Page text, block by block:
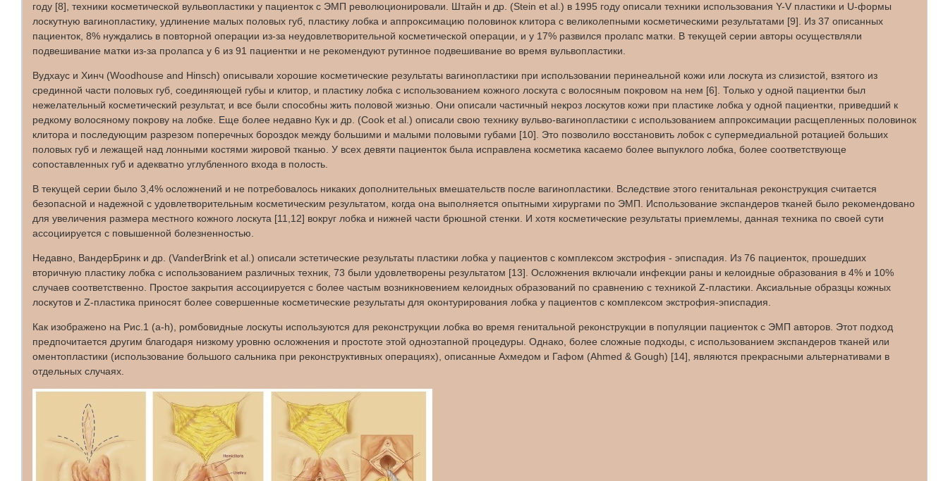
году [8], техники косметической вульвопластики у пациенток с ЭМП революционировали. Штайн и др. (Stein et al.) в 1995 году описали техники использования Y-V пластики и U-формы
лоскутную вагинопластику, удлинение малых половых губ, пластику лобка и аппроксимацию половинок клитора с великолепными косметическими результатами [9]. Из 37 описанных
пациенток, 8% нуждались в повторной операции из-за неудовлетворительной косметической операции, и у 17% развился пролапс матки. В текущей серии авторы осуществляли
подвешивание матки из-за пролапса у 6 из 91 пациентки и не рекомендуют рутинное подвешивание во время вульвопластики.
Вудхаус и Хинч (Woodhouse and Hinsch) описывали хорошие косметические результаты вагинопластики при использовании перинеальной кожи или лоскута из слизистой, взятого из
срединной части половых губ, соединяющей губы и клитор, и пластику лобка с использованием кожного лоскута с волосяным покровом на нем [6]. Только у одной пациентки был
нежелательный косметический результат, и все были способны жить половой жизнью. Они описали частичный некроз лоскутов кожи при пластике лобка у одной пациентки, приведший к
редкому волосяному покрову на лобке. Еще более недавно Кук и др. (Cook et al.) описали свою технику вульво-вагинопластики с использованием аппроксимации расщепленных половинок
клитора и последующим разрезом поперечных бороздок между большими и малыми половыми губами [10]. Это позволило восстановить лобок с супермедиальной ротацией больших
половых губ и лежащей над лонными костями жировой тканью. У всех девяти пациенток была исправлена косметика касаемо более выпуклого лобка, более соответствующе
сопоставленных губ и адекватно углубленного входа в полость.
В текущей серии было 3,4% осложнений и не потребовалось никаких дополнительных вмешательств после вагинопластики. Вследствие этого генитальная реконструкция считается
безопасной и надежной с удовлетворительным косметическим результатом, когда она выполняется опытными хирургами по ЭМП. Использование экспандеров тканей было рекомендовано
для увеличения размера местного кожного лоскута [11,12] вокруг лобка и нижней части брюшной стенки. И хотя косметические результаты приемлемы, данная техника по своей сути
ассоциируется с повышенной болезненностью.
Недавно, ВандерБринк и др. (VanderBrink et al.) описали эстетические результаты пластики лобка у пациентов с комплексом экстрофия - эписпадия. Из 76 пациенток, прошедших
вторичную пластику лобка с использованием различных техник, 73 были удовлетворены результатом [13]. Осложнения включали инфекции раны и келоидные образования в 4% и 10%
случаев соответственно. Простое закрытия ассоциируется с более частым возникновением келоидных образований по сравнению с техникой Z-пластики. Аксиальные образцы кожных
лоскутов и Z-пластика приносят более совершенные косметические результаты для оконтурирования лобка у пациентов с комплексом экстрофия-эписпадия.
Как изображено на Рис.1 (а-h), ромбовидные лоскуты используются для реконструкции лобка во время генитальной реконструкции в популяции пациенток с ЭМП авторов. Этот подход
предпочитается другим благодаря низкому уровню осложнения и простоте этой одноэтапной процедуры. Однако, более сложные подходы, с использованием экспандеров тканей или
оментопластики (использование большого сальника при реконструктивных операциях), описанные Ахмедом и Гафом (Ahmed & Gough) [14], являются прекрасными альтернативами в
отдельных случаях.